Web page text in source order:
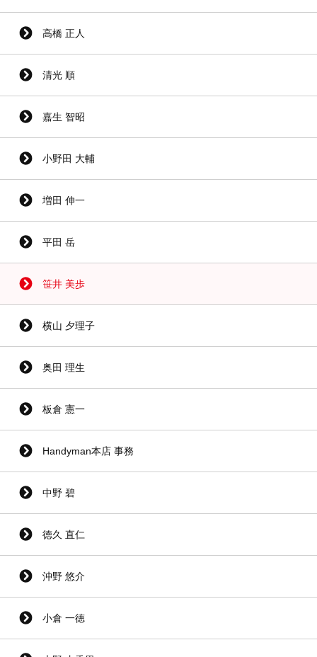
高橋 正人
清光 順
嘉生 智昭
小野田 大輔
増田 伸一
平田 岳
笹井 美歩
横山 夕理子
奥田 理生
板倉 憲一
Handyman本店 事務
中野 碧
徳久 直仁
沖野 悠介
小倉 一徳